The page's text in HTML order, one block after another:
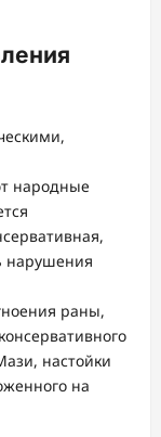
народные
нарушения
раны,
настойки
на